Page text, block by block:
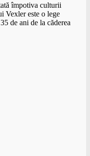
împotiva culturii
Vexler este o lege
de ani de la căderea